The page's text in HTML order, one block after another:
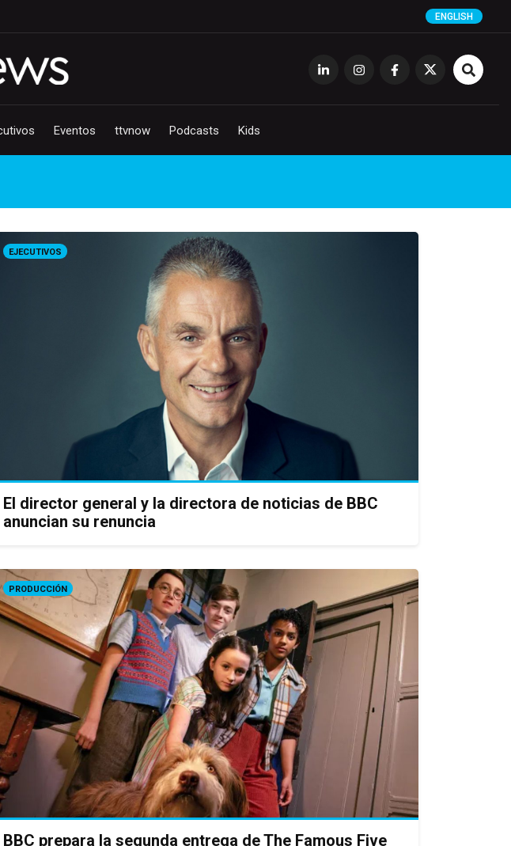
ENGLISH
Eventos ttvnow Podcasts Kids
EJECUTIVOS
El director general y la directora de noticias de BBC
anuncian su renuncia
PRODUCCIÓN
BBC prepara la segunda entrega de The Famous Five